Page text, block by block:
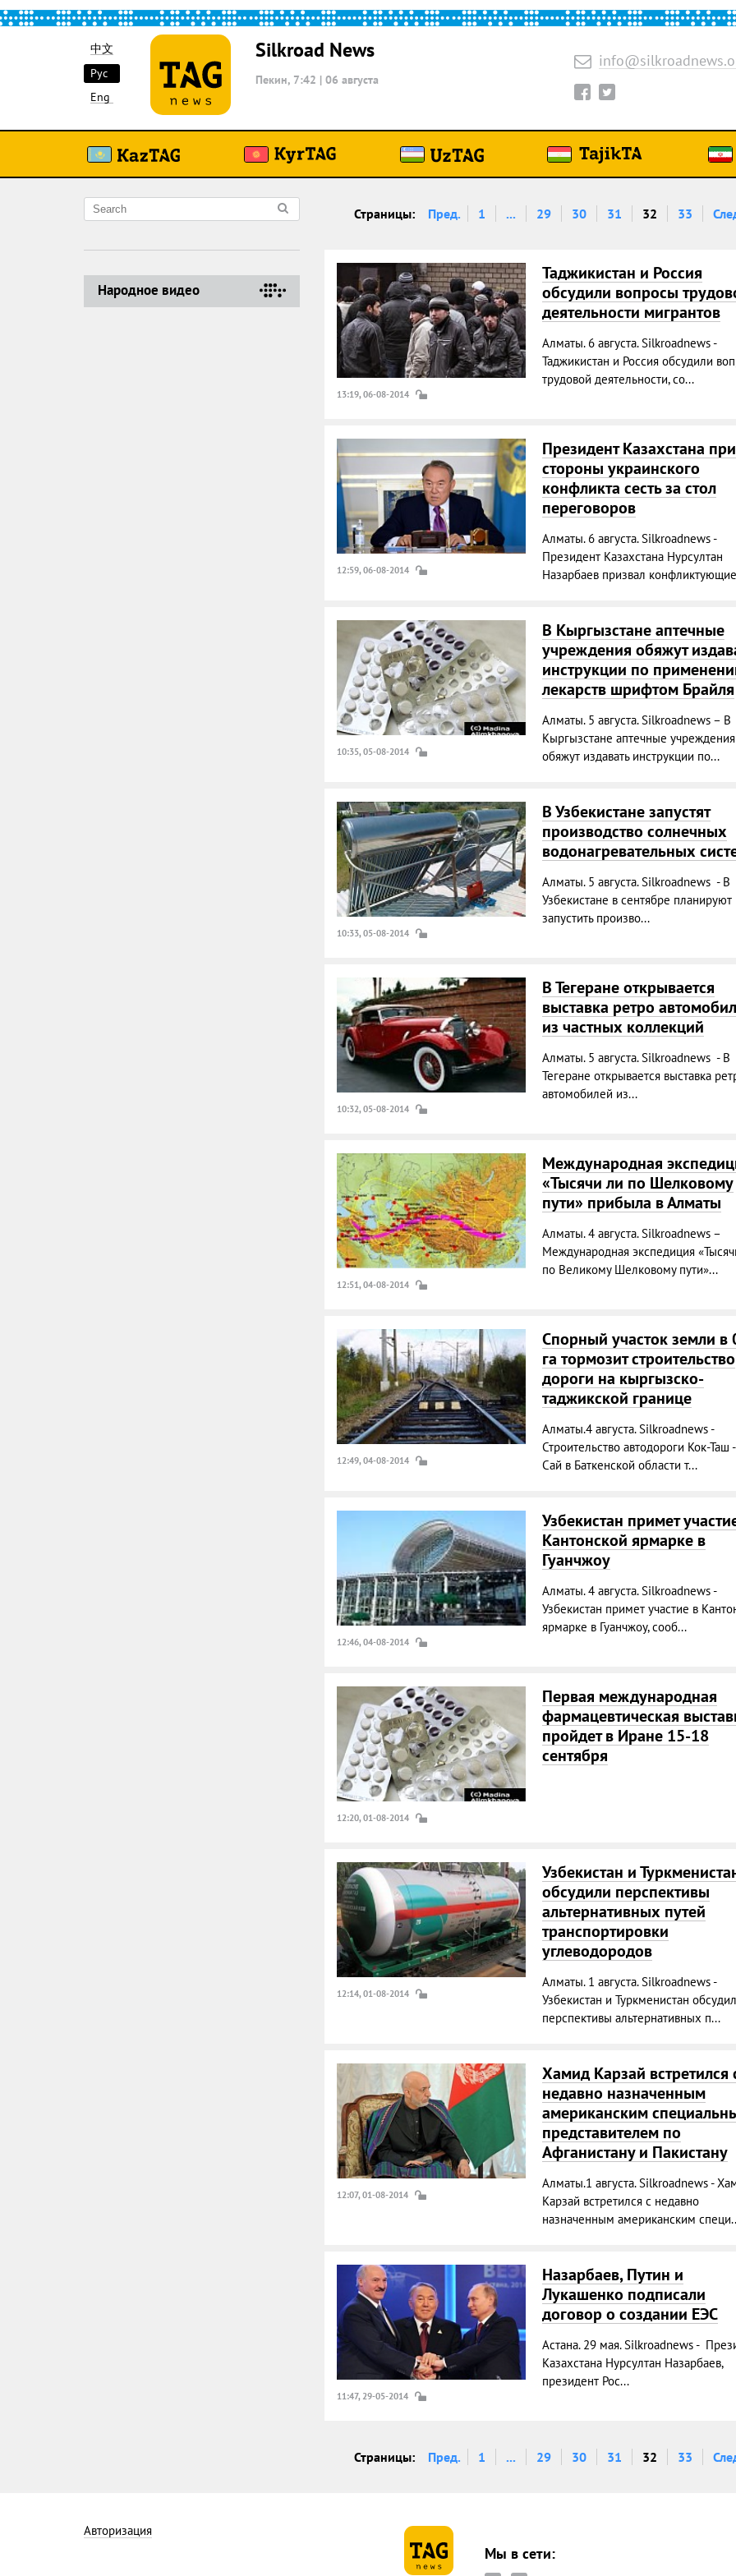
中文
Рус
Eng
Silkroad News
Пекин, 7:42 | 06 августа
Народное видео
Страницы: Пред. 1 ... 29 30 31 32 33
13:19, 06-08-2014
Таджикистан и Россия
обсудили вопросы
деятельности мигрантов
Алматы. 6 августа. Silkroadnews -
Таджикистан и Россия обсудили
трудовой деятельности, со...
12:59, 06-08-2014
Президент Казахстана
стороны украинского
конфликта сесть за стол
переговоров
Алматы. 6 августа. Silkroadnews -
Президент Казахстана Нурсултан
Назарбаев призвал
10:35, 05-08-2014
В Кыргызстане аптечные
учреждения обяжут
инструкции по
лекарств шрифтом Брайля
Алматы. 5 августа. Silkroadnews – В
Кыргызстане аптечные учреждения
обяжут издавать инструкции по...
10:33, 05-08-2014
В Узбекистане запустят
производство солнечных
водонагревательных
Алматы. 5 августа. Silkroadnews - В
Узбекистане в сентябре планируют
запустить произво...
10:32, 05-08-2014
В Тегеране открывается
выставка ретро
из частных коллекций
Алматы. 5 августа. Silkroadnews - В
Тегеране открывается выставка
автомобилей из...
12:51, 04-08-2014
Международная
«Тысячи ли по Шелковому
пути» прибыла в Алматы
Алматы. 4 августа. Silkroadnews –
Международная экспедиция
по Великому Шелковому пути»...
12:49, 04-08-2014
Спорный участок земли в
га тормозит строительство
дороги на кыргызско-
таджикской границе
Алматы.4 августа. Silkroadnews -
Строительство автодороги Кок-Таш
Сай в Баткенской области т...
12:46, 04-08-2014
Узбекистан примет
Кантонской ярмарке в
Гуанчжоу
Алматы. 4 августа. Silkroadnews -
Узбекистан примет участие в
ярмарке в Гуанчжоу, сооб...
12:20, 01-08-2014
Первая международная
фармацевтическая
пройдет в Иране 15-18
сентября
12:14, 01-08-2014
Узбекистан и
обсудили перспективы
альтернативных путей
транспортировки
углеводородов
Алматы. 1 августа. Silkroadnews -
Узбекистан и Туркменистан
перспективы альтернативных п...
12:07, 01-08-2014
Хамид Карзай встретился
недавно назначенным
американским
представителем по
Афганистану и Пакистану
Алматы.1 августа. Silkroadnews -
Карзай встретился с недавно
назначенным американским
11:47, 29-05-2014
Назарбаев, Путин и
Лукашенко подписали
договор о создании ЕЭС
Астана. 29 мая. Silkroadnews -
Казахстана Нурсултан Назарбаев,
президент Рос...
Страницы: Пред. 1 ... 29 30 31 32 33
Авторизация
Мы в сети: